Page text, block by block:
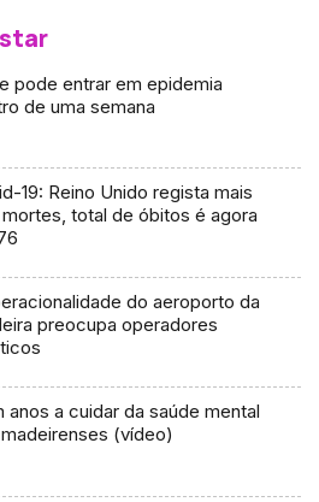
pode entrar em epidemia
de uma semana
19: Reino Unido regista mais
total de óbitos é agora
do aeroporto da
preocupa operadores
anos a cuidar da saúde mental
(vídeo)